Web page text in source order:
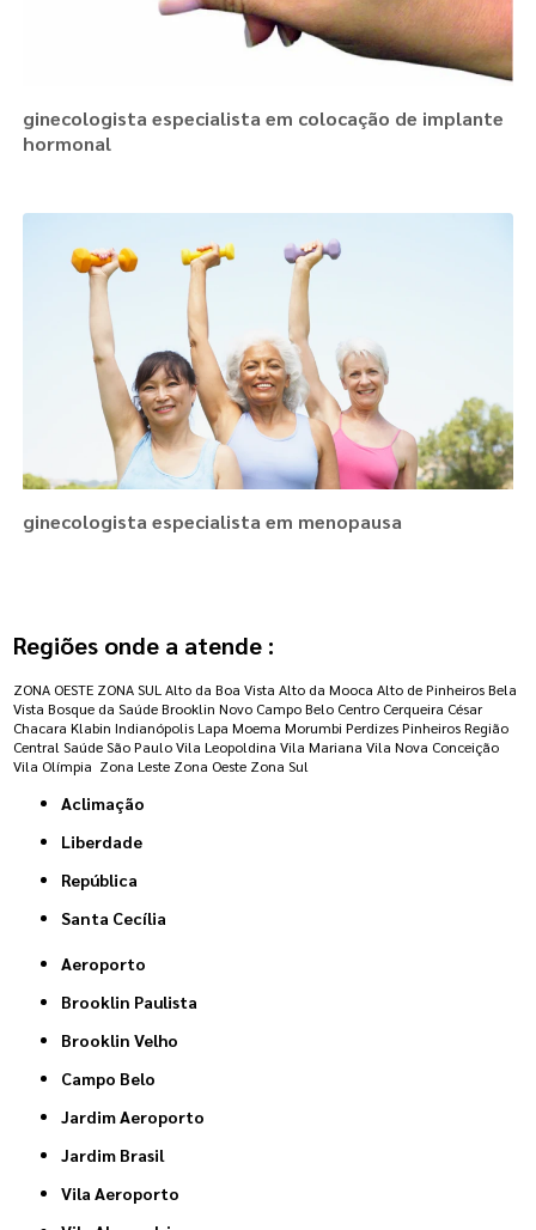
ginecologista especialista em colocação de implante
hormonal
ginecologista especialista em menopausa
Regiões onde a atende :
ZONA OESTE ZONA SUL Alto da Boa Vista Alto da Mooca Alto de Pinheiros Bela
Vista Bosque da Saúde Brooklin Novo Campo Belo Centro Cerqueira César
Chacara Klabin Indianópolis Lapa Moema Morumbi Perdizes Pinheiros Região
Central Saúde São Paulo Vila Leopoldina Vila Mariana Vila Nova Conceição
Vila Olímpia Zona Leste Zona Oeste Zona Sul
Aclimação
Liberdade
República
Santa Cecília
Aeroporto
Brooklin Paulista
Brooklin Velho
Campo Belo
Jardim Aeroporto
Jardim Brasil
Vila Aeroporto